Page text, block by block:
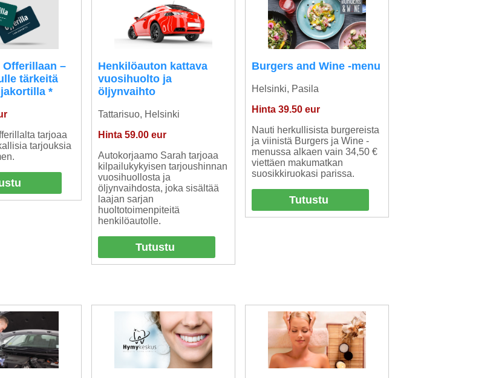
–
tärkeitä
*
tarjoaa
tarjouksia
Henkilöauton kattava
vuosihuolto ja
öljynvaihto
Tattarisuo, Helsinki
Hinta 59.00 eur
Autokorjaamo Sarah tarjoaa
kilpailukykyisen tarjoushinnan
vuosihuollosta ja
öljynvaihdosta, joka sisältää
laajan sarjan
huoltotoimenpiteitä
henkilöautolle.
Tutustu
Burgers and Wine -menu
Helsinki, Pasila
Hinta 39.50 eur
Nauti herkullisista burgereista
ja viinistä Burgers ja Wine -
menussa alkaen vain 34,50 €
viettäen makumatkan
suosikkiruokasi parissa.
Tutustu